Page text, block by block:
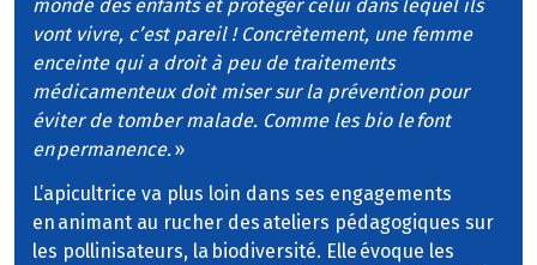
monde des enfants et protéger celui dans lequel ils
vont vivre, c’est pareil ! Concrètement, une femme
enceinte qui a droit à peu de traitements
médicamenteux doit miser sur la prévention pour
éviter de tomber malade. Comme les bio le font
en permanence.»
L’apicultrice va plus loin dans ses engagements
en animant au rucher des ateliers pédagogiques sur
les pollinisateurs, la biodiversité. Elle évoque les